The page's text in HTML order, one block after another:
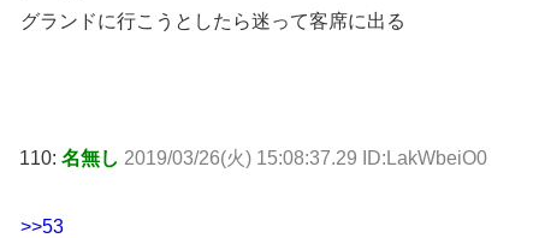
グランドに行こうとしたら迷って客席に出る
110: 名無し 2019/03/26(火) 15:08:37.29 ID:LakWbeiO0
>>53